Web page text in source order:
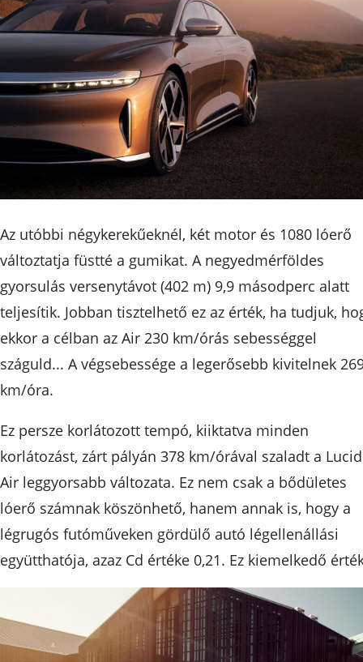
Az utóbbi négykerekűeknél, két motor és 1080 lóerő
változtatja füstté a gumikat. A negyedmérföldes
gyorsulás versenytávot (402 m) 9,9 másodperc alatt
teljesítik. Jobban tisztelhető ez az érték, ha tudjuk,
ekkor a célban az Air 230 km/órás sebességgel
száguld... A végsebessége a legerősebb kivitelnek
km/óra.
Ez persze korlátozott tempó, kiiktatva minden
korlátozást, zárt pályán 378 km/órával szaladt a Lucid
Air leggyorsabb változata. Ez nem csak a bődületes
lóerő számnak köszönhető, hanem annak is, hogy a
légrugós futóműveken gördülő autó légellenállási
együtthatója, azaz Cd értéke 0,21. Ez kiemelkedő